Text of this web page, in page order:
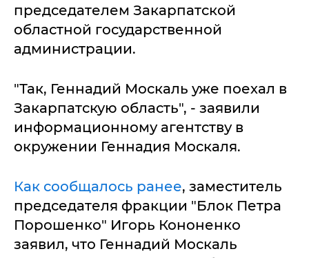
председателем Закарпатской
областной государственной
администрации.
"Так, Геннадий Москаль уже поехал в
Закарпатскую область", - заявили
информационному агентству в
окружении Геннадия Москаля.
Как сообщалось ранее, заместитель
председателя фракции "Блок Петра
Порошенко" Игорь Кононенко
заявил, что Геннадий Москаль